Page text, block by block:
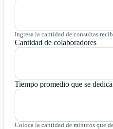
Ingresa la cantidad de consultas
Cantidad de colaboradores
Tiempo promedio que se
Coloca la cantidad de minutos que